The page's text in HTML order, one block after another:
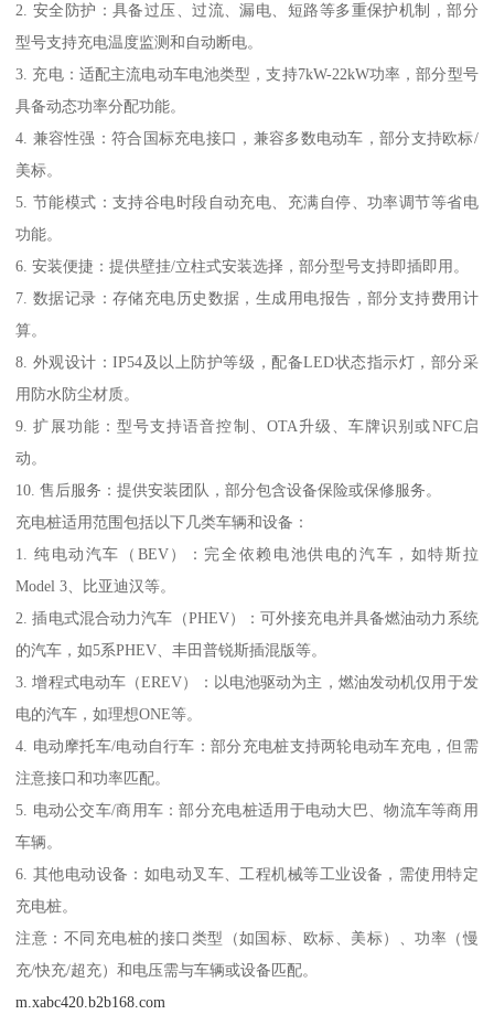
2. 安全防护：具备过压、过流、漏电、短路等多重保护机制，部分
型号支持充电温度监测和自动断电。
3. 充电：适配主流电动车电池类型，支持7kW-22kW功率，部分型号
具备动态功率分配功能。
4. 兼容性强：符合国标充电接口，兼容多数电动车，部分支持欧标/
美标。
5. 节能模式：支持谷电时段自动充电、充满自停、功率调节等省电
功能。
6. 安装便捷：提供壁挂/立柱式安装选择，部分型号支持即插即用。
7. 数据记录：存储充电历史数据，生成用电报告，部分支持费用计
算。
8. 外观设计：IP54及以上防护等级，配备LED状态指示灯，部分采
用防水防尘材质。
9. 扩展功能：型号支持语音控制、OTA升级、车牌识别或NFC启
动。
10. 售后服务：提供安装团队，部分包含设备保险或保修服务。
充电桩适用范围包括以下几类车辆和设备：
1. 纯电动汽车（BEV）：完全依赖电池供电的汽车，如特斯拉
Model 3、比亚迪汉等。
2. 插电式混合动力汽车（PHEV）：可外接充电并具备燃油动力系统
的汽车，如5系PHEV、丰田普锐斯插混版等。
3. 增程式电动车（EREV）：以电池驱动为主，燃油发动机仅用于发
电的汽车，如理想ONE等。
4. 电动摩托车/电动自行车：部分充电桩支持两轮电动车充电，但需
注意接口和功率匹配。
5. 电动公交车/商用车：部分充电桩适用于电动大巴、物流车等商用
车辆。
6. 其他电动设备：如电动叉车、工程机械等工业设备，需使用特定
充电桩。
注意：不同充电桩的接口类型（如国标、欧标、美标）、功率（慢
充/快充/超充）和电压需与车辆或设备匹配。
m.xabc420.b2b168.com